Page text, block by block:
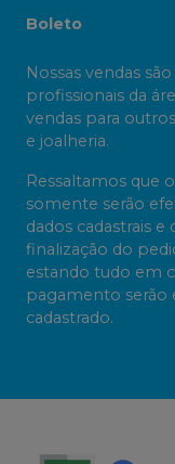
Boleto
Nossas vendas
profissionais da
vendas para
e joalheria.
Ressaltamos que
somente serão
dados cadastrais e
finalização do
estando tudo em
pagamento serão
cadastrado.